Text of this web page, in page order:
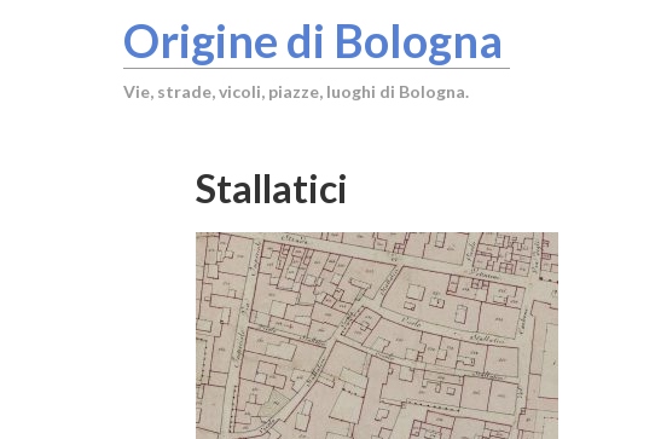
Origine di Bologna
Vie, strade, vicoli, piazze, luoghi di Bologna.
Stallatici